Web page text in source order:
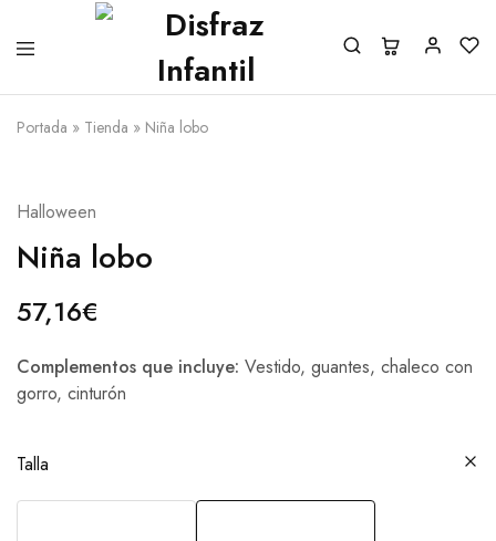
Portada » Tienda » Niña lobo
Halloween
Niña lobo
57,16€
Complementos que incluye: Vestido, guantes, chaleco con
gorro, cinturón
Talla